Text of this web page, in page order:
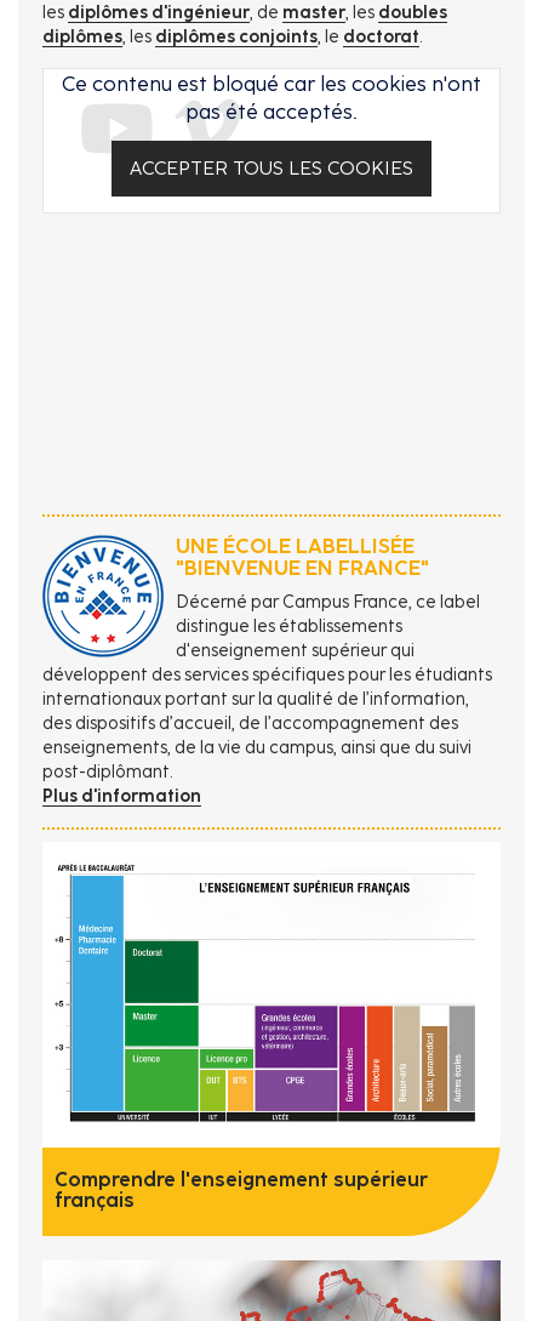
les diplômes d'ingénieur, de master, les doubles
diplômes, les diplômes conjoints, le doctorat.
Ce contenu est bloqué car les cookies n'ont
pas été acceptés.
ACCEPTER TOUS LES COOKIES
UNE ÉCOLE LABELLISÉE
"BIENVENUE EN FRANCE"
Décerné par Campus France, ce label
distingue les établissements
d'enseignement supérieur qui
développent des services spécifiques pour les étudiants
internationaux portant sur la qualité de l’information,
des dispositifs d’accueil, de l’accompagnement des
enseignements, de la vie du campus, ainsi que du suivi
post-diplômant.
Plus d'information
Comprendre l'enseignement supérieur
français